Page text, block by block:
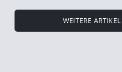
WEITERE